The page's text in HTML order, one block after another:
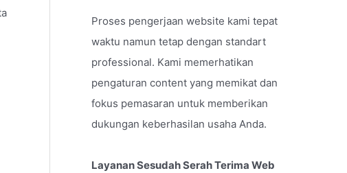
Proses pengerjaan website kami tepat
waktu namun tetap dengan standart
professional. Kami memerhatikan
pengaturan content yang memikat dan
fokus pemasaran untuk memberikan
dukungan keberhasilan usaha Anda.
Layanan Sesudah Serah Terima Web